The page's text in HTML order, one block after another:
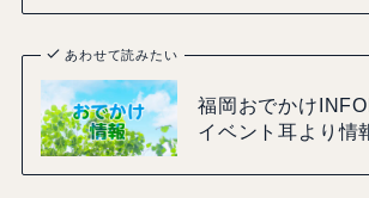
あわせて読みたい
福岡おでかけ
イベント耳より情